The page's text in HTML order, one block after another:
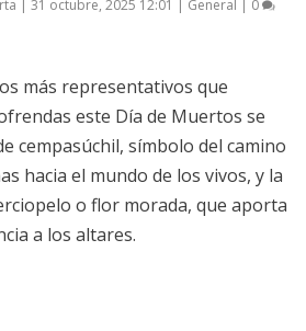
| 31 octubre, 2025 12:01 | General | 0
más representativos que
este Día de Muertos se
cempasúchil, símbolo del camino
hacia el mundo de los vivos, y la
o flor morada, que aporta
a los altares.